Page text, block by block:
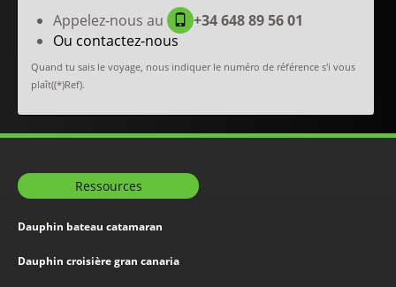
Appelez-nous au
+34 648 89 56 01
Ou contactez-nous
Quand tu sais le voyage, nous indiquer le numéro de référence s'i vous
plaît((*)Ref).
Ressources
Dauphin bateau catamaran
Dauphin croisière gran canaria